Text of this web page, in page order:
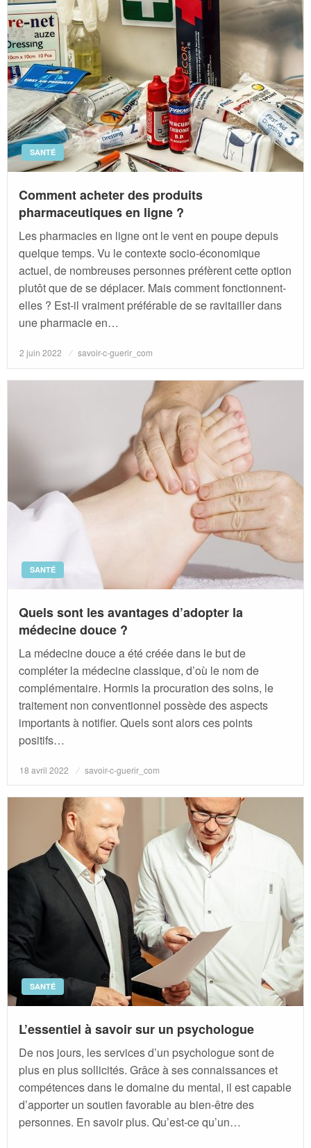
SANTÉ
Comment acheter des produits
pharmaceutiques en ligne ?
Les pharmacies en ligne ont le vent en poupe depuis
quelque temps. Vu le contexte socio-économique
actuel, de nombreuses personnes préfèrent cette option
plutôt que de se déplacer. Mais comment fonctionnent-
elles ? Est-il vraiment préférable de se ravitailler dans
une pharmacie en…
Posted
on
2 juin 2022 savoir-c-guerir_com
SANTÉ
Quels sont les avantages d’adopter la
médecine douce ?
La médecine douce a été créée dans le but de
compléter la médecine classique, d’où le nom de
complémentaire. Hormis la procuration des soins, le
traitement non conventionnel possède des aspects
importants à notifier. Quels sont alors ces points
positifs…
Posted
18 avril 2022 savoir-c-guerir_com
SANTÉ
L’essentiel à savoir sur un psychologue
De nos jours, les services d’un psychologue sont de
plus en plus sollicités. Grâce à ses connaissances et
compétences dans le domaine du mental, il est capable
d’apporter un soutien favorable au bien-être des
personnes. En savoir plus. Qu’est-ce qu’un…